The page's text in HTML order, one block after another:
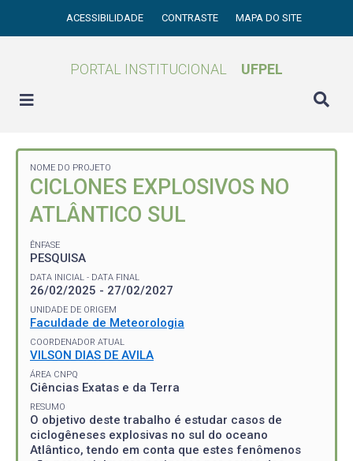
ACESSIBILIDADE CONTRASTE MAPA DO SITE
PORTAL INSTITUCIONAL UFPEL
NOME DO PROJETO
CICLONES EXPLOSIVOS NO
ATLÂNTICO SUL
ÊNFASE
PESQUISA
DATA INICIAL - DATA FINAL
26/02/2025 - 27/02/2027
UNIDADE DE ORIGEM
Faculdade de Meteorologia
COORDENADOR ATUAL
VILSON DIAS DE AVILA
ÁREA CNPQ
Ciências Exatas e da Terra
RESUMO
O objetivo deste trabalho é estudar casos de
ciclogêneses explosivas no sul do oceano
Atlântico, tendo em conta que estes fenômenos